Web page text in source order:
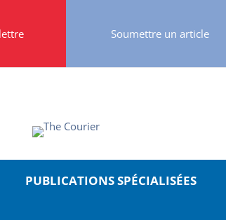
Soumettre un article
PUBLICATIONS SPÉCIALISÉES